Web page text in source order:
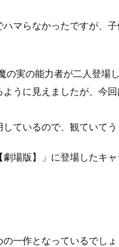
マらなかったですが、
実の能力者が二人登場し
うに見えましたが、今
ているので、観ていてう
場版】」に登場したキ
一作となっているでしょ